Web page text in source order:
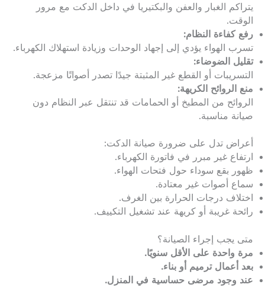
يتراكم الغبار والعفن والبكتيريا في داخل الدكت مع مرور
الوقت.
رفع كفاءة النظام:
تسرب الهواء يؤدي إلى إجهاد الوحدات وزيادة استهلاك الكهرباء.
تقليل الضوضاء:
التسريبات أو القطع غير المثبتة جيدًا تصدر أصواتًا مزعجة.
منع الروائح الكريهة:
الروائح من المطبخ أو الحمامات قد تنتقل عبر النظام دون
صيانة مناسبة.
أعراض تدل على ضرورة صيانة الدكت:
ارتفاع غير مبرر في فاتورة الكهرباء.
ظهور بقع سوداء حول فتحات الهواء.
سماع أصوات غير معتادة.
اختلاف درجات الحرارة بين الغرف.
رائحة غريبة أو كريهة عند تشغيل التكييف.
متى يجب إجراء الصيانة؟
مرة واحدة على الأقل سنويًا.
بعد أعمال ترميم أو بناء.
عند وجود مرضى حساسية في المنزل.